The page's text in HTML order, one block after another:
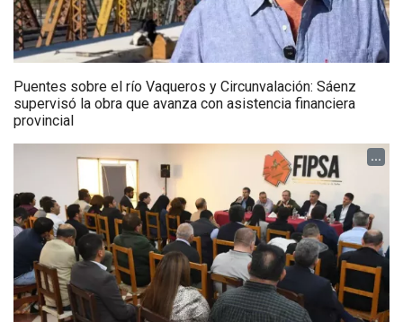
Puentes sobre el río Vaqueros y Circunvalación: Sáenz
supervisó la obra que avanza con asistencia financiera
provincial
...